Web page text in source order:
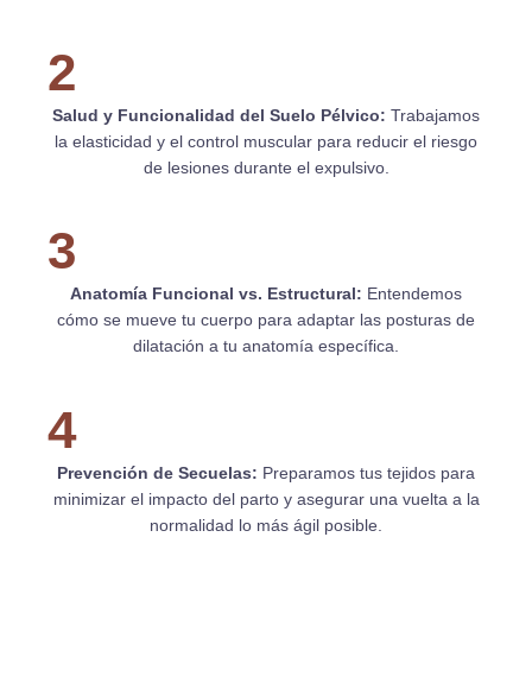
2
Salud y Funcionalidad del Suelo Pélvico: Trabajamos
la elasticidad y el control muscular para reducir el riesgo
de lesiones durante el expulsivo.
3
Anatomía Funcional vs. Estructural: Entendemos
cómo se mueve tu cuerpo para adaptar las posturas de
dilatación a tu anatomía específica.
4
Prevención de Secuelas: Preparamos tus tejidos para
minimizar el impacto del parto y asegurar una vuelta a la
normalidad lo más ágil posible.